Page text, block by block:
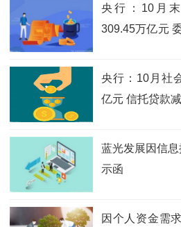
央行：10月
309.45万亿元
央行：10月社
亿元 信托贷款
蓝光发展因信
示函
因个人资金需